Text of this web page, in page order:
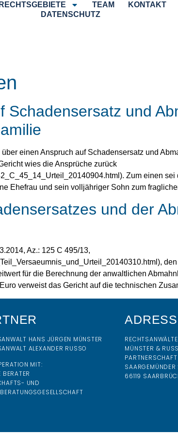
RECHTSGEBIETE TEAM KONTAKT
DATENSCHUTZ
Schadensersatz und
einen Anspruch auf Schadensersatz und
wies die Ansprüche zurück
Zum einen
Ehefrau und sein volljähriger Sohn zum
und der
Az.: 125 C 495/13,
für die Berechnung der anwaltlichen
verweist das Gericht auf die technischen
HANS JÜRGEN MÜNSTER
ALEXANDER RUSSO
MIT:
BERATER
UND
RECHTSANWÄLTE
MÜNSTER &
66119